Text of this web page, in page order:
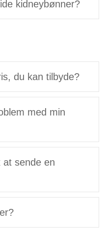
kidneybønner?
du kan tilbyde?
med min
at sende en